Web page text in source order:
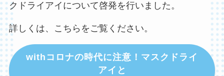
クドライアイについて啓発を行いました。
詳しくは、こちらをご覧ください。
withコロナの時代に注意！マスクドライ
アイと